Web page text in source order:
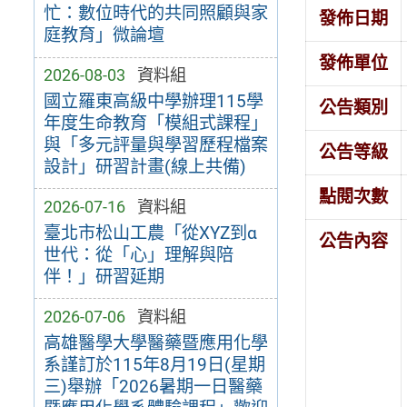
忙：數位時代的共同照顧與家
庭教育」微論壇
2026-08-03 資料組
國立羅東高級中學辦理115學
年度生命教育「模組式課程」
與「多元評量與學習歷程檔案
設計」研習計畫(線上共備)
2026-07-16 資料組
臺北市松山工農「從XYZ到α
世代：從「心」理解與陪
伴！」研習延期
2026-07-06 資料組
高雄醫學大學醫藥暨應用化學
系謹訂於115年8月19日(星期
三)舉辦「2026暑期一日醫藥
發佈日期
發佈單位
公告類別
公告等級
點閱次數
公告內容